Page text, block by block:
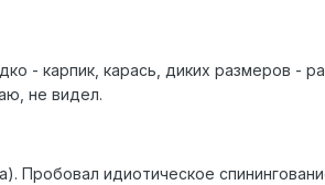
- карпик, карась, диких размеров -
не видел.
Пробовал идиотическое